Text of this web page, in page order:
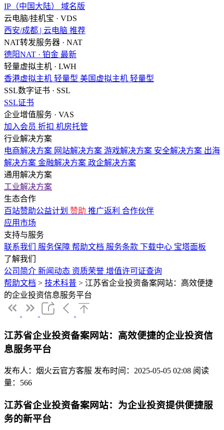
IP（中国大陆）
域名版
云电脑/挂机宝 · VDS
西安/成都 | 云电脑 推荐
NAT转发服务器 · NAT
德阳NAT · 铂金 最新
轻量虚拟主机 · LWH
香港虚拟主机 轻量型 美国虚拟主机 轻量型
SSL数字证书 · SSL
SSL证书
企业增值服务 · VAS
加入会员 折扣 机房托管
行业解决方案
电商解决方案 网站解决方案 游戏解决方案 安全解决方案 出海
解决方案 金融解决方案 政企解决方案
通用解决方案
工业解决方案
生态合作
百站赞助公益计划 赞助 推广返利 合作伙伴
应用市场
支持与服务
联系我们
服务保障 帮助文档 服务条款 下载中心 宝塔面板
了解我们
公司简介 新闻动态 资质荣誉 增值许可证查询
帮助文档 > 技术科普 > 江苏省企业投资备案网站：高效便捷
的企业投资信息服务平台
江苏省企业投资备案网站：高效便捷的企业投资信
息服务平台
发布人：烟火云官方客服 发布时间：2025-05-05 02:08 阅读
量：566
江苏省企业投资备案网站：为企业投资提供便捷服
务的新平台